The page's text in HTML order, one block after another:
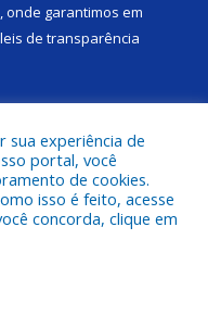
onde garantimos em
leis de transparência
Municipal de Alenquer.
sua experiência de
portal, você
de cookies.
isso é feito, acesse
concorda, clique em